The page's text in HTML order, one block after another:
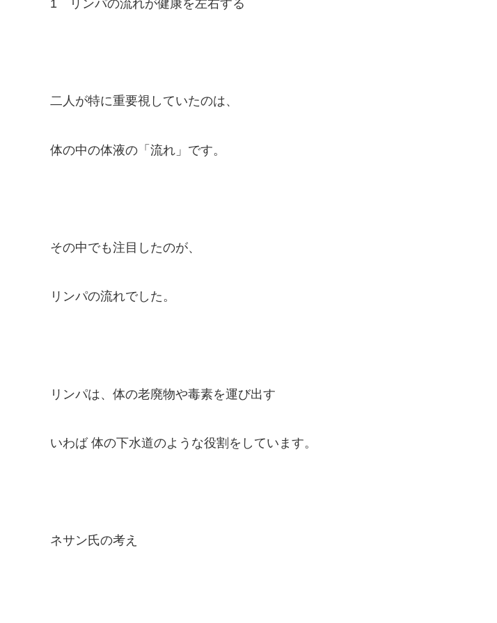
1 リンパの流れが健康を左右する
二人が特に重要視していたのは、
体の中の体液の「流れ」です。
その中でも注目したのが、
リンパの流れでした。
リンパは、体の老廃物や毒素を運び出す
いわば 体の下水道のような役割をしています。
ネサン氏の考え